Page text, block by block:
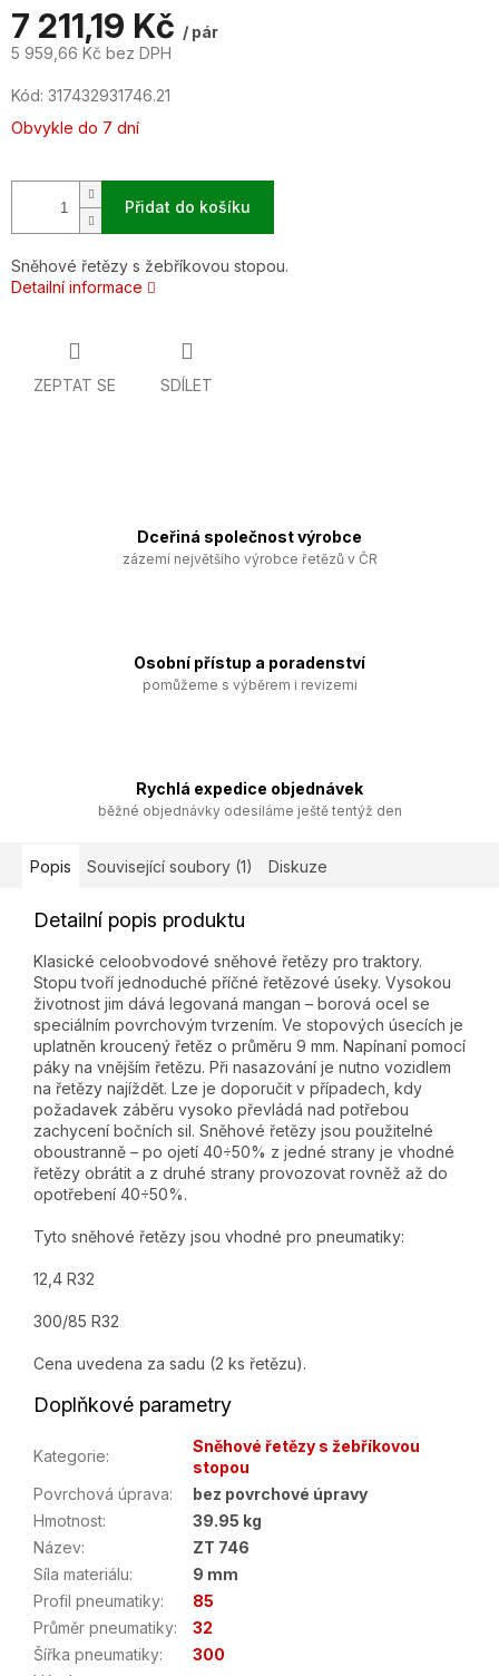
7 211,19 Kč / pár
5 959,66 Kč bez DPH
cena:
Kód: 317432931746.21
Obvykle do 7 dní
Přidat do košíku
Sněhové řetězy s žebříkovou stopou.
Detailní informace
ZEPTAT SE SDÍLET
Dceřiná společnost výrobce
zázemí největšího výrobce řetězů v ČR
Osobní přístup a poradenství
pomůžeme s výběrem i revizemi
Rychlá expedice objednávek
běžné objednávky odesíláme ještě tentýž den
Popis Související soubory (1) Diskuze
Detailní popis produktu
Klasické celoobvodové sněhové řetězy pro traktory.
Stopu tvoří jednoduché příčné řetězové úseky. Vysokou
životnost jim dává legovaná mangan – borová ocel se
speciálním povrchovým tvrzením. Ve stopových úsecích je
uplatněn kroucený řetěz o průměru 9 mm. Napínaní pomocí
páky na vnějším řetězu. Při nasazování je nutno vozidlem
na řetězy najíždět. Lze je doporučit v případech, kdy
požadavek záběru vysoko převládá nad potřebou
zachycení bočních sil. Sněhové řetězy jsou použitelné
oboustranně – po ojetí 40÷50% z jedné strany je vhodné
řetězy obrátit a z druhé strany provozovat rovněž až do
opotřebení 40÷50%.
Tyto sněhové řetězy jsou vhodné pro pneumatiky:
12,4 R32
300/85 R32
Cena uvedena za sadu (2 ks řetězu).
Doplňkové parametry
Kategorie:
Sněhové řetězy s žebříkovou
stopou
Povrchová úprava:
bez povrchové úpravy
Hmotnost:
39.95 kg
Název:
ZT 746
Síla materiálu:
9 mm
Profil pneumatiky:
85
Průměr pneumatiky:
32
Šířka pneumatiky:
300